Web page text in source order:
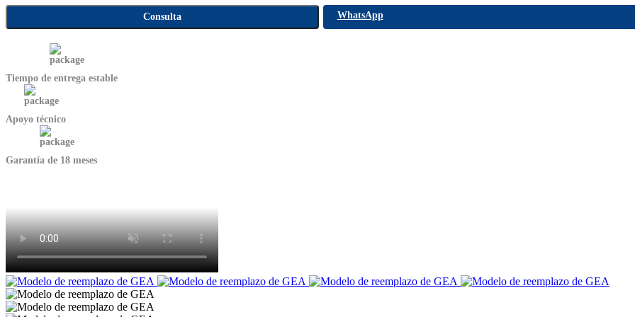
Consulta WhatsApp
Tiempo de entrega estable
Apoyo técnico
Garantía de 18 meses